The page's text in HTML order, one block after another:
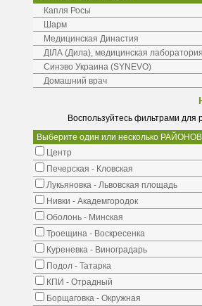
Капля Росы
Шарм
Медицинская Династия
ДІЛА (Дила), медицинская лаборатория
Синэво Украина (SYNEVO)
Домашний врач
Воспользуйтесь фильтрами
Выберите один или несколько
Центр
Печерская - Кловская
Лукьяновка - Львовская площадь
Нивки - Академгородок
Оболонь - Минская
Троещина - Воскресенка
Куреневка - Виноградарь
Подол - Татарка
КПИ - Отрадный
Борщаговка - Окружная